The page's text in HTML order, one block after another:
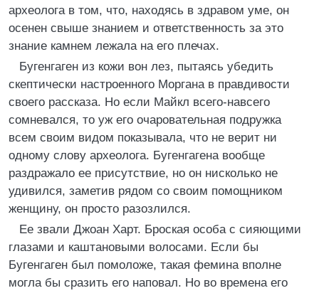
археолога в том, что, находясь в здравом уме, он
осенен свыше знанием и ответственность за это
знание камнем лежала на его плечах.
Бугенгаген из кожи вон лез, пытаясь убедить
скептически настроенного Моргана в правдивости
своего рассказа. Но если Майкл всего-навсего
сомневался, то уж его очаровательная подружка
всем своим видом показывала, что не верит ни
одному слову археолога. Бугенгагена вообще
раздражало ее присутствие, но он нисколько не
удивился, заметив рядом со своим помощником
женщину, он просто разозлился.
Ее звали Джоан Харт. Броская особа с сияющими
глазами и каштановыми волосами. Если бы
Бугенгаген был помоложе, такая фемина вполне
могла бы сразить его наповал. Но во времена его